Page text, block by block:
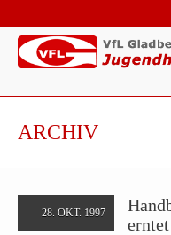
ARCHIV
28. OKT. 1997